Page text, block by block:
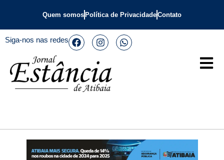
Quem somos Política de PrivacidadeContato
Siga-nos nas redes